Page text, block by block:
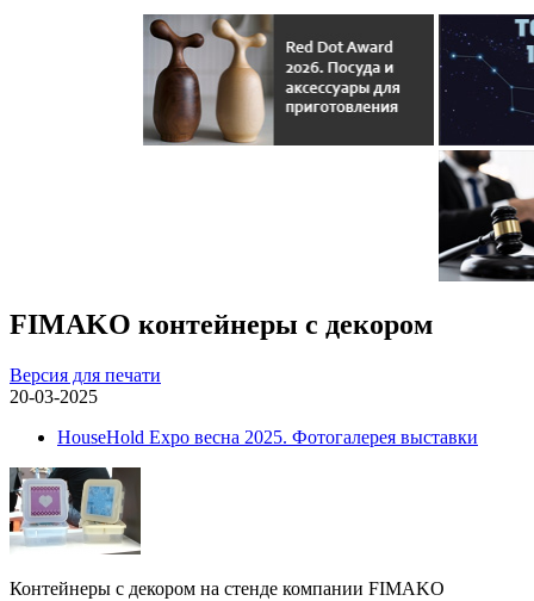
FIMAKO контейнеры с декором
Версия для печати
20-03-2025
HouseHold Expo весна 2025. Фотогалерея выставки
Контейнеры с декором на стенде компании FIMAKO